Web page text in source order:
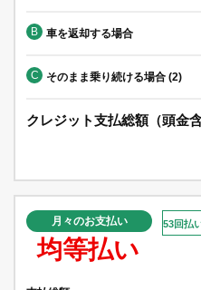
B 車を返却する場合
C そのまま乗り続ける場合 (2)
クレジット支払総額（頭金
月々のお支払い
均等払い
53回払